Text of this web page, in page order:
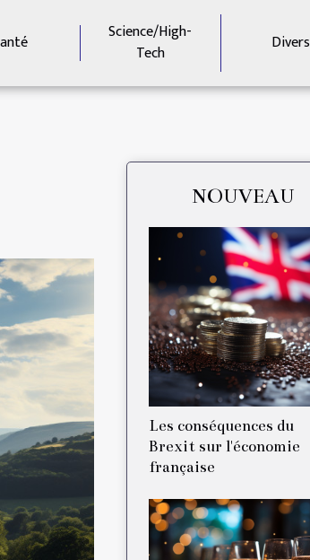
Science/High-
Tech
Divers
NOUVEAU
Les conséquences du
Brexit sur l'économie
française